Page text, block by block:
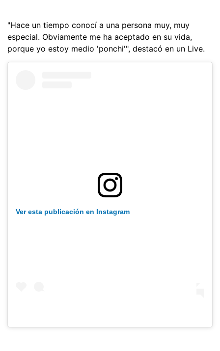
"Hace un tiempo conocí a una persona muy, muy
especial. Obviamente me ha aceptado en su vida,
porque yo estoy medio 'ponchi'", destacó en un Live.
Ver esta publicación en Instagram